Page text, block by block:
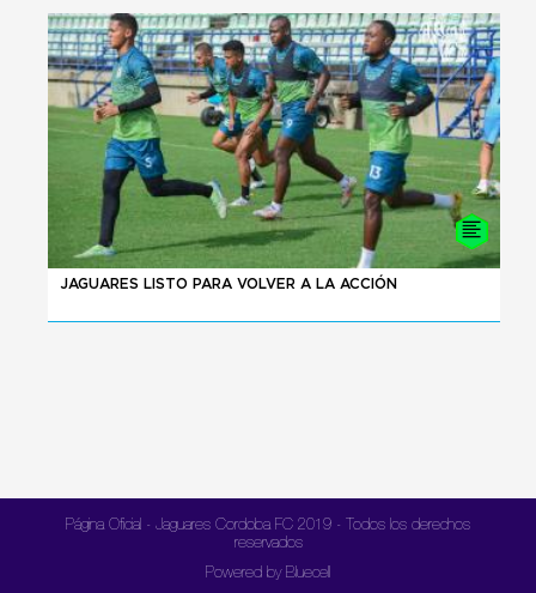
04 - 08 - 2026
JAGUARES LISTO PARA VOLVER A LA ACCIÓN
Página Oficial - Jaguares Cordoba FC 2019 - Todos los derechos
reservados
Powered by Bluecell